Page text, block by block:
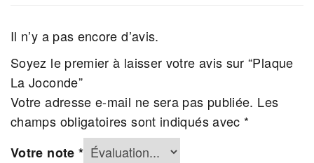
Il n’y a pas encore d’avis.
Soyez le premier à laisser votre avis sur “Plaque
La Joconde”
Votre adresse e-mail ne sera pas publiée. Les
champs obligatoires sont indiqués avec *
Votre note *